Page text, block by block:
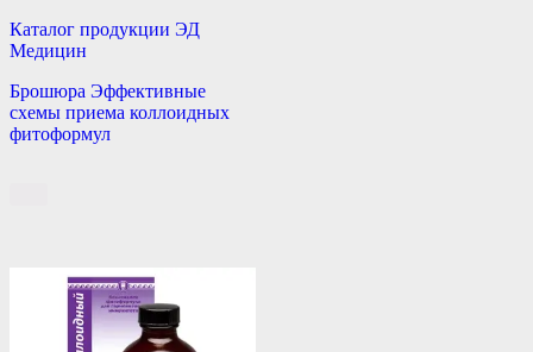
Каталог продукции ЭД
Медицин
Брошюра Эффективные
схемы приема коллоидных
фитоформул